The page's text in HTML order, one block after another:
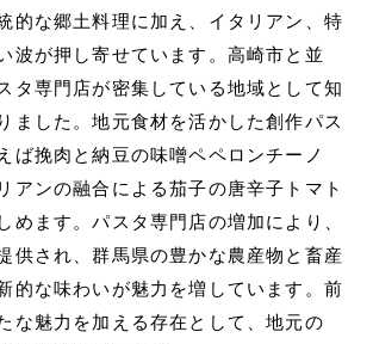
的な郷土料理に加え、イタリアン、特
波が押し寄せています。高崎市と並
タ専門店が密集している地域として知
ました。地元食材を活かした創作パス
ば挽肉と納豆の味噌ペペロンチーノ
アンの融合による茄子の唐辛子トマト
めます。パスタ専門店の増加により、
供され、群馬県の豊かな農産物と畜産
的な味わいが魅力を増しています。前
な魅力を加える存在として、地元の